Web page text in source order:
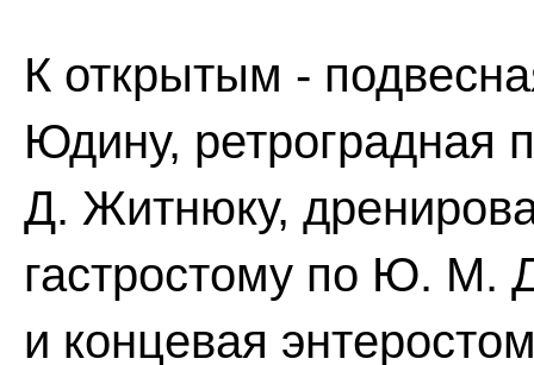
К открытым -
Юдину, ретроградная
Д. Житнюку,
гастростому по Ю. М.
и концевая